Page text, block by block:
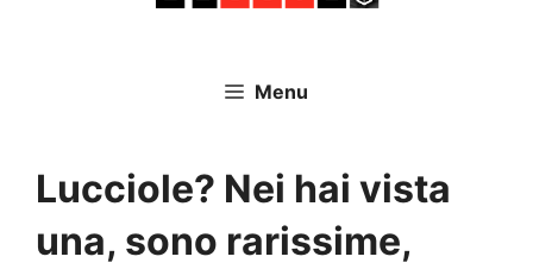
Menu
Lucciole? Nei hai vista
una, sono rarissime,